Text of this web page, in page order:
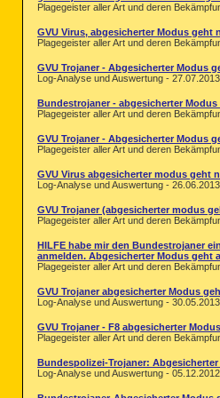
[2009/07/03
[2009/07/03
[2011/03/03
[2011/12/18
[2011/12/17
[2008/04/13
[2011/01/21
[1
Invalid
Invalid
Invalid
@Alternate
@Alternate
@Alternate
Plagegeister aller Art und deren
GVU Virus, abgesicherter Modus geht
Plagegeister aller Art und deren
GVU Trojaner - Abgesicherter Modus
Log-Analyse und Auswertung -
Bundestrojaner - abgesicherter
Plagegeister aller Art und deren
GVU Trojaner - Abgesicherter Modus
Plagegeister aller Art und deren
GVU Virus abgesicherter modus geht
Log-Analyse und Auswertung -
GVU Trojaner (abgesicherter modus
Plagegeister aller Art und deren
HILFE habe mir den Bundestrojaner
anmelden. Abgesicherter Modus geht
Plagegeister aller Art und deren
GVU Trojaner abgesicherter Modus
Log-Analyse und Auswertung -
GVU Trojaner - F8 abgesicherter
Plagegeister aller Art und deren
Bundespolizei-Trojaner:
Log-Analyse und Auswertung -